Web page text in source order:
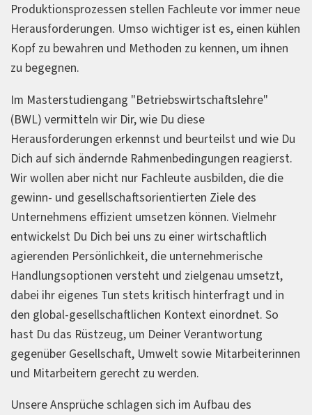
Produktionsprozessen stellen Fachleute vor immer neue
Herausforderungen. Umso wichtiger ist es, einen kühlen
Kopf zu bewahren und Methoden zu kennen, um ihnen
zu begegnen.
Im Masterstudiengang "Betriebswirtschaftslehre"
(BWL) vermitteln wir Dir, wie Du diese
Herausforderungen erkennst und beurteilst und wie Du
Dich auf sich ändernde Rahmenbedingungen reagierst.
Wir wollen aber nicht nur Fachleute ausbilden, die die
gewinn- und gesellschaftsorientierten Ziele des
Unternehmens effizient umsetzen können. Vielmehr
entwickelst Du Dich bei uns zu einer wirtschaftlich
agierenden Persönlichkeit, die unternehmerische
Handlungsoptionen versteht und zielgenau umsetzt,
dabei ihr eigenes Tun stets kritisch hinterfragt und in
den global-gesellschaftlichen Kontext einordnet. So
hast Du das Rüstzeug, um Deiner Verantwortung
gegenüber Gesellschaft, Umwelt sowie Mitarbeiterinnen
und Mitarbeitern gerecht zu werden.
Unsere Ansprüche schlagen sich im Aufbau des